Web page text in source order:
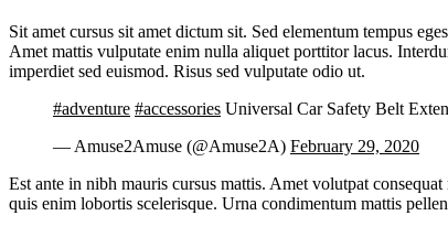
Sit amet cursus sit amet dictum sit. Sed elementum tempus
Amet mattis vulputate enim nulla aliquet porttitor lacus.
imperdiet sed euismod. Risus sed vulputate odio ut.
#adventure #accessories Universal Car Safety Belt
— Amuse2Amuse (@Amuse2A) February 29, 2020
Est ante in nibh mauris cursus mattis. Amet volutpat
quis enim lobortis scelerisque. Urna condimentum mattis